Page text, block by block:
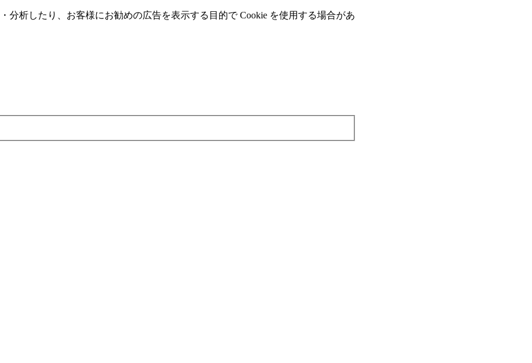
析したり、お客様にお勧めの広告を表⽰する⽬的で Cookie を使⽤する場合があ